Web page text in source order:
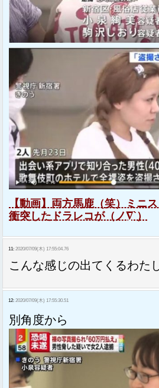
【動画】両方馬鹿（笑）ミニ
衝突したドラレコが（ノ∇`）
11: 2020/07/09(木) 17:55:04.76
こんな感じの出てくるわた
12: 2020/07/09(木) 17:55:30.51
別角度から